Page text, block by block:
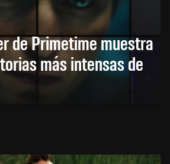
de Primetime muestra
más intensas de